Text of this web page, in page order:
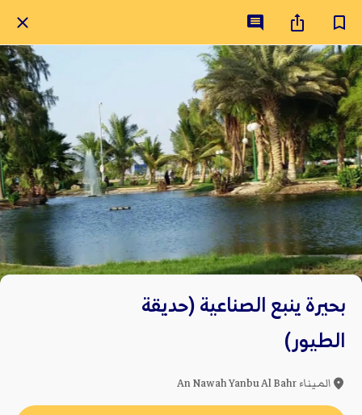
بحيرة ينبع الصناعية (حديقة
الطيور)
الميناء An Nawah Yanbu Al Bahr